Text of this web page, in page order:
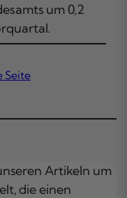
um 0,2
Seite
Artikeln um
die einen